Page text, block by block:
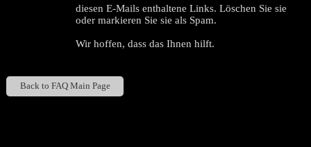
diesen E-Mails enthaltene Links. Löschen Sie sie
oder markieren Sie sie als Spam.
Wir hoffen, dass das Ihnen hilft.
Back to FAQ Main Page120